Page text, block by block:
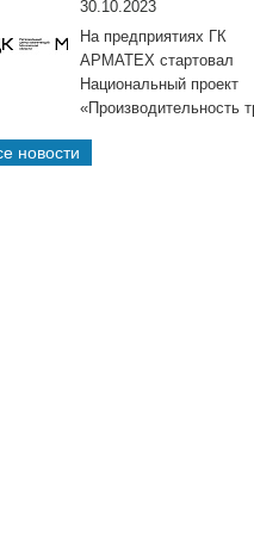
30.10.2023
На предприятиях ГК
АРМАТЕХ стартовал
Национальный проект
«Производительность
новости